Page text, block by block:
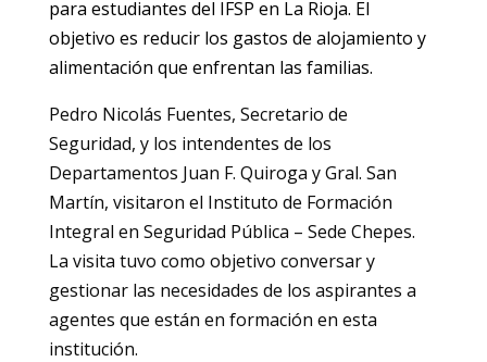
para estudiantes del IFSP en La Rioja. El
objetivo es reducir los gastos de alojamiento y
alimentación que enfrentan las familias.
Pedro Nicolás Fuentes, Secretario de
Seguridad, y los intendentes de los
Departamentos Juan F. Quiroga y Gral. San
Martín, visitaron el Instituto de Formación
Integral en Seguridad Pública – Sede Chepes.
La visita tuvo como objetivo conversar y
gestionar las necesidades de los aspirantes a
agentes que están en formación en esta
institución.